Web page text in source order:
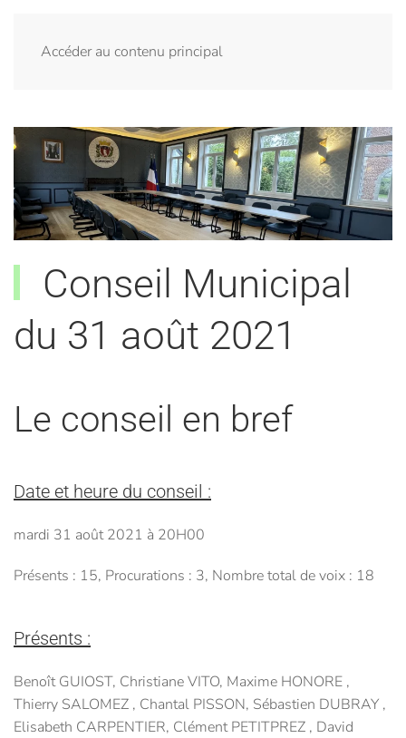
Accéder au contenu principal
Conseil Municipal
du 31 août 2021
Le conseil en bref
Date et heure du conseil :
mardi 31 août 2021 à 20H00
Présents : 15, Procurations : 3, Nombre total de voix : 18
Présents :
Benoît GUIOST, Christiane VITO, Maxime HONORE ,
Thierry SALOMEZ , Chantal PISSON, Sébastien DUBRAY ,
Elisabeth CARPENTIER, Clément PETITPREZ , David